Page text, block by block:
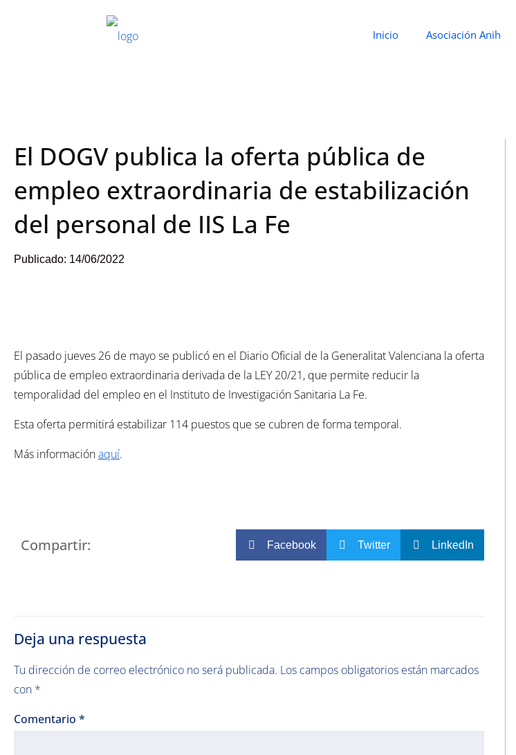
Inicio Asociación Anih
El DOGV publica la oferta pública de
empleo extraordinaria de estabilización
del personal de IIS La Fe
Publicado: 14/06/2022
El pasado jueves 26 de mayo se publicó en el Diario Oficial de la Generalitat Valenciana la oferta
pública de empleo extraordinaria derivada de la LEY 20/21, que permite reducir la
temporalidad del empleo en el Instituto de Investigación Sanitaria La Fe.
Esta oferta permitirá estabilizar 114 puestos que se cubren de forma temporal.
Más informaciónaquí.
Compartir: Facebook Twitter LinkedIn
Deja una respuesta
Tu dirección de correo electrónico no será publicada. Los campos obligatorios están marcados
con *
Comentario *